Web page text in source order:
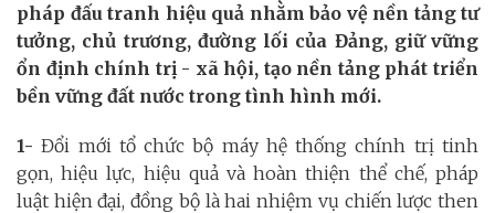
pháp đấu tranh hiệu quả nhằm bảo vệ nền tảng tư
tưởng, chủ trương, đường lối của Đảng, giữ vững
ổn định chính trị - xã hội, tạo nền tảng phát triển
bền vững đất nước trong tình hình mới.
1- Đổi mới tổ chức bộ máy hệ thống chính trị tinh
gọn, hiệu lực, hiệu quả và hoàn thiện thể chế, pháp
luật hiện đại, đồng bộ là hai nhiệm vụ chiến lược then